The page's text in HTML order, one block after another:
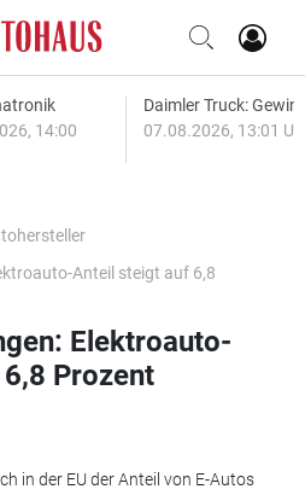
14:00
Daimler Truck:
07.08.2026, 13:01
Anteil steigt auf 6,8
Elektroauto-
Prozent
in der EU der Anteil von E-Autos